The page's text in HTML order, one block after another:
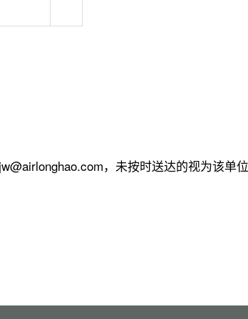
，未按时送达的视为该单位